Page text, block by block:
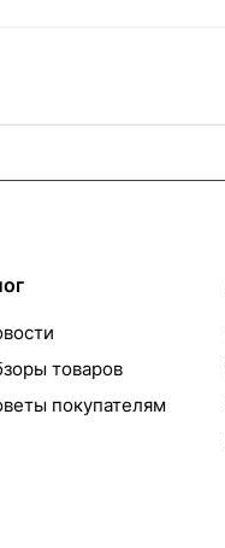
товаров
покупателям